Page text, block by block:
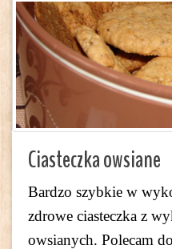
Ciasteczka owsiane
Bardzo szybkie w
zdrowe ciasteczka z
owsianych. Polecam